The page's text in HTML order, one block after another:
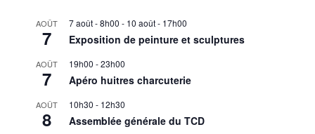
AOÛT
7
7 août - 8h00 - 10 août - 17h00
Exposition de peinture et sculptures
AOÛT
7
19h00 -23h00
Apéro huitres charcuterie
AOÛT
8
10h30 - 12h30
Assemblée générale du TCD